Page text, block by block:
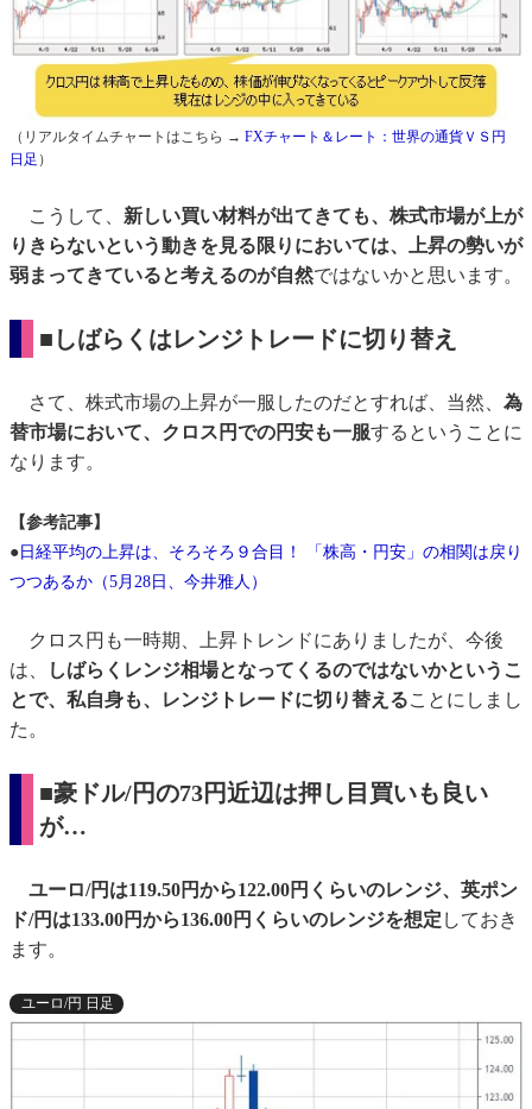
（リアルタイムチャートはこちら → FXチャート＆レート：世界の通貨ＶＳ円
日足 ）
こうして、 新しい買い材料が出てきても、株式市場が上が
りきらないという動きを見る限りにおいては、上昇の勢いが
弱まってきていると考えるのが自然ではないかと思います。
■しばらくはレンジトレードに切り替え
さて、株式市場の上昇が一服したのだとすれば、当然、 為
替市場において、クロス円での円安も一服するということに
なります。
【参考記事】
● 日経平均の上昇は、そろそろ９合目！ 「株高・円安」の相関は戻り
つつあるか（5月28日、今井雅人）
クロス円も一時期、上昇トレンドにありましたが、今後
は、
しばらくレンジ相場となってくるのではないかというこ
とで、私自身も、レンジトレードに切り替えることにしまし
た。
■豪ドル/円の73円近辺は押し目買いも良い
が…
ユーロ/円は119.50円から122.00円くらいのレンジ、英ポン
ド/円は133.00円から136.00円くらいのレンジを想定 しておき
ます。
ユーロ/円 日足